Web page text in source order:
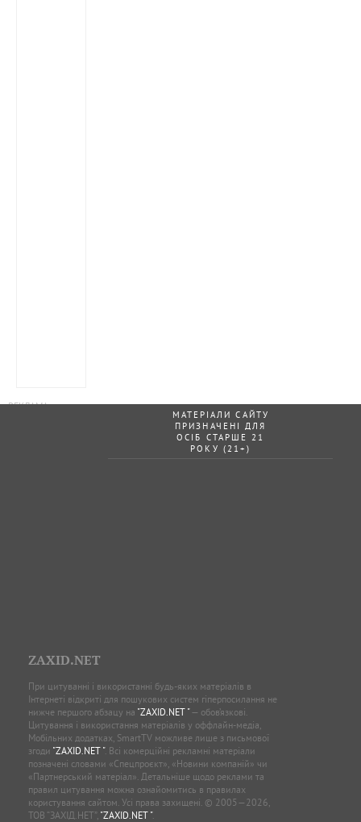
МАТЕРІАЛИ САЙТУ
ПРИЗНАЧЕНІ ДЛЯ
ОСІБ СТАРШЕ 21
РОКУ (21+)
ZAXID.NET
При цитуванні і використанні будь-яких матеріалів в
Інтернеті відкриті для пошукових систем гіперпосилання не
нижче першого абзацу на "ZAXID.NET "— обов’язкові.
Цитування і використання матеріалів у оффлайн-медіа,
Мобільних додатках, SmartTV можливе лише з письмової
згоди "ZAXID.NET ". Всі комерційні рекламні матеріали
позначені словами «Спецпроєкт», «Новини компаній» чи
«Партнерський матеріал». Детальніше щодо реклами та
правил цитування можна ознайомитись в правилах
користування сайтом. Усі права захищені. © 2005—2026,
ТОВ “ЗАХІД.НЕТ”, "ZAXID.NET ".